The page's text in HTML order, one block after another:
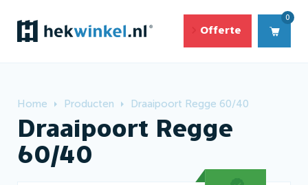
Offerte
0
Home Producten Draaipoort Regge 60/40
Draaipoort Regge
60/40